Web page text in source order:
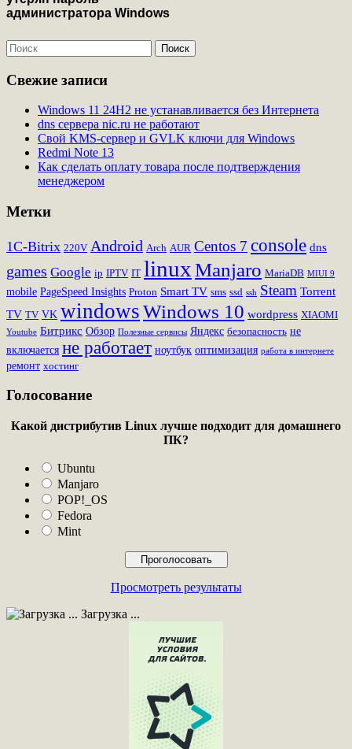
Свежие записи
Windows 11 24H2 не устанавливается без Интернета
dns сервера nic.ru не работают
Свой KMS-сервер и GVLK ключи для Windows
Redmi Note 13
Как сделать оплату товара после подтверждения
менеджером
Метки
1C-Bitrix 220V Android Arch AUR Centos 7 console dns
games Google ip IPTV IT linuxManjaro MariaDB MIUI 9
mobile PageSpeed Insights Proton Smart TV sms ssd ssh Steam Torrent
TV TV VK windowsWindows 10 wordpress XIAOMI
Youtube Битрикс Обзор Полезные сервисы Яндекс безопасность не
включается не работает ноутбук оптимизация работа в интернете
ремонт хостинг
Голосование
Какой дистрибутив Linux лучше подходит для домашнего
ПК?
Ubuntu
Manjaro
POP!_OS
Fedora
Mint
Просмотреть результаты
Загрузка ...